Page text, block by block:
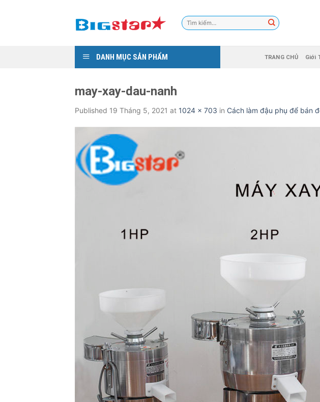
Tìm
kiếm:
DANH MỤC SẢN PHẨM TRANG CHỦ Giới
may-xay-dau-nanh
Published 19 Tháng 5, 2021 at 1024 × 703 in Cách làm đậu phụ để bán